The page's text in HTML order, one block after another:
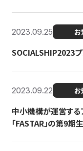
2023.09.25 お
SOCIALSHIP2023プ
2023.09.22 お
中小機構が運営する
「FASTAR」の第9